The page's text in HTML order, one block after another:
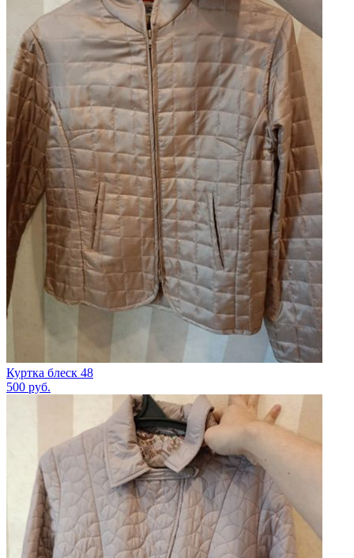
Куртка блеск 48
500 руб.